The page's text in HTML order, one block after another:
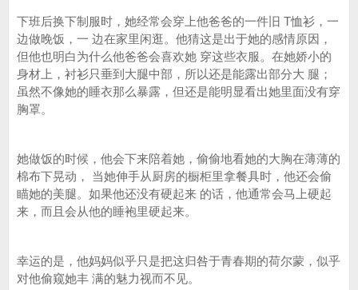
下班后换下制服时，她经常会穿上他爸爸的一件旧 T恤衫，一
边做晚饭，一 边在家里闲逛。他猜这是出于她的感情原因，
但他也明白为什么他爸爸会喜欢她 穿这些衣服。在她娇小的
身材上，衬衫只垂到大腿中部，所以还是能露出部分大 腿；
虽然不像她的睡衣那么暴露，但还是能明显看出她里面没有穿
胸罩。
她做饭的时候，他会下来陪着她，偷偷地看她的大胸在薄薄的
棉布下晃动， 当她伸手从厨房的橱柜里拿餐具时，他还会偷
瞄她的美腿。如果他还没有硬起来 的话，他通常会马上硬起
来，而且会从他的睡袍里硬起来。
幸运的是，他妈妈似乎只是把这归咎于青春期的荷尔蒙，似乎
对他偷窥她丰 满的魅力视而不见。